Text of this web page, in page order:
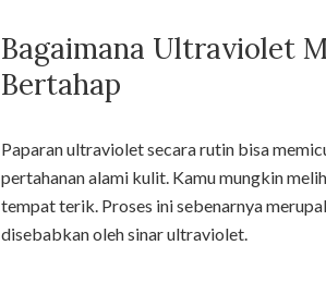
Bagaimana Ultraviolet
Bertahap
Paparan ultraviolet secara rutin bisa
pertahanan alami kulit. Kamu mungkin
tempat terik. Proses ini sebenarnya
disebabkan oleh sinar ultraviolet.